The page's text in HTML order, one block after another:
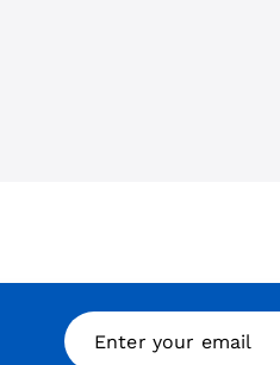
Enter your email